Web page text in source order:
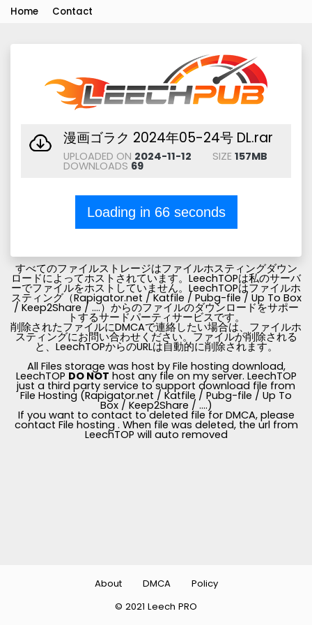
Home Contact
漫画ゴラク 2024年05-24号 DL.rar
UPLOADED ON 2024-11-12 SIZE157MB
DOWNLOADS 69
Loading in 66seconds
すべてのファイルストレージはファイルホスティングダウン
ロードによってホストされています。LeechTOPは私のサーバ
ーでファイルをホストしていません。LeechTOPはファイルホ
スティング（Rapigator.net / Katfile / Pubg-file / Up To Box
/ Keep2Share / ....）からのファイルのダウンロードをサポー
トするサードパーティサービスです。
削除されたファイルにDMCAで連絡したい場合は、ファイルホ
スティングにお問い合わせください。ファイルが削除される
と、LeechTOPからのURLは自動的に削除されます。
All Files storage was host by File hosting download,
LeechTOP DO NOT host any file on my server. LeechTOP
just a third party service to support download file from
File Hosting (Rapigator.net / Katfile / Pubg-file / Up To
Box / Keep2Share / ....)
If you want to contact to deleted file for DMCA, please
contact File hosting . When file was deleted, the url from
LeechTOP will auto removed
© 2021 Leech PRO
About DMCA Policy